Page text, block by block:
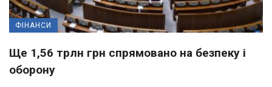
ФІНАНСИ
Ще 1,56 трлн грн спрямовано на безпеку і
оборону